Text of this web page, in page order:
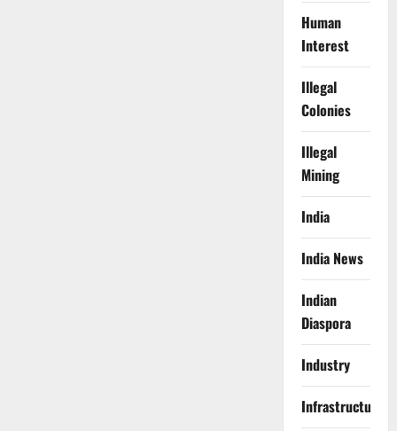
Human
Interest
Illegal
Colonies
Illegal
Mining
India
India News
Indian
Diaspora
Industry
Infrastructure